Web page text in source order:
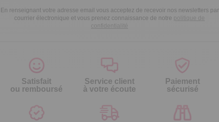
En renseignant votre adresse email vous acceptez de recevoir nos newsletters par
courrier électronique et vous prenez connaissance de notre politique de
confidentialité
Satisfait
ou remboursé
Service client
à votre écoute
Paiement
sécurisé